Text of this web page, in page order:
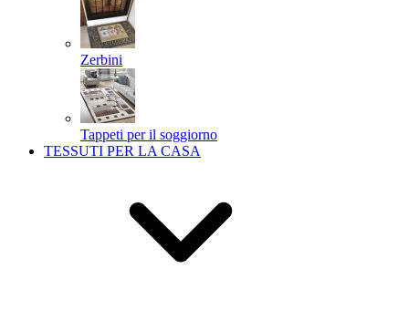
Zerbini
Tappeti per il soggiorno
TESSUTI PER LA CASA